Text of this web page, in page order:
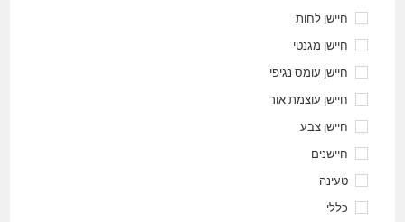
חיישן לחות
חיישן מגנטי
חיישן עומס נגיפי
חיישן עוצמת אור
חיישן צבע
חיישנים
טעינה
כללי